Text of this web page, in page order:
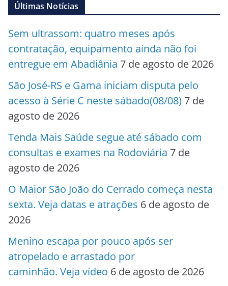
Últimas Notícias
Sem ultrassom: quatro meses após
contratação, equipamento ainda não foi
entregue em Abadiânia 7 de agosto de 2026
São José-RS e Gama iniciam disputa pelo
acesso à Série C neste sábado(08/08) 7 de
agosto de 2026
Tenda Mais Saúde segue até sábado com
consultas e exames na Rodoviária 7 de
agosto de 2026
O Maior São João do Cerrado começa nesta
sexta. Veja datas e atrações 6 de agosto de
2026
Menino escapa por pouco após ser
atropelado e arrastado por
caminhão. Veja vídeo 6 de agosto de 2026